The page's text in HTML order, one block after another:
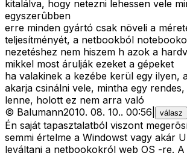
kitalálva, hogy netezni lehessen vele
egyszerûbben
erre minden gyártó csak növeli a
teljesítményét, a netbookból
nezetéshez nem hiszem h azok a
mikkel most árulják ezeket a gépeket
ha valakinek a kezébe kerül egy ilyen,
akarja csinálni vele, mintha egy
lenne, holott ez nem arra való
© Balumann2010. 08. 10.. 00:56 válasz
Én saját tapasztalatból viszont
semmi értelme a Windowst vagy akár
leváltani a netbookokról web OS -re.